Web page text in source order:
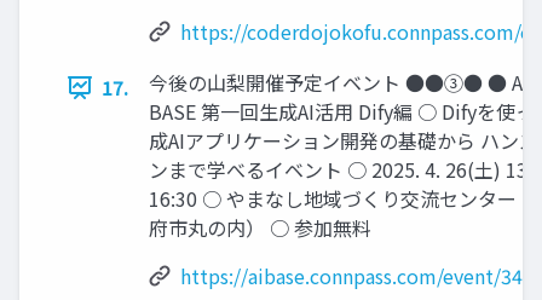
https://coderdojokofu.connpass.com/
17.
今後の山梨開催予定イベント ●●③● ● AI
BASE 第一回生成AI活用 Dify編 ○ Difyを使っ
成AIアプリケーション開発の基礎から ハン
ンまで学べるイベント ○ 2025. 4. 26(土)
16:30 ○ やまなし地域づくり交流センター（
府市丸の内） ○ 参加無料
https://aibase.connpass.com/event/